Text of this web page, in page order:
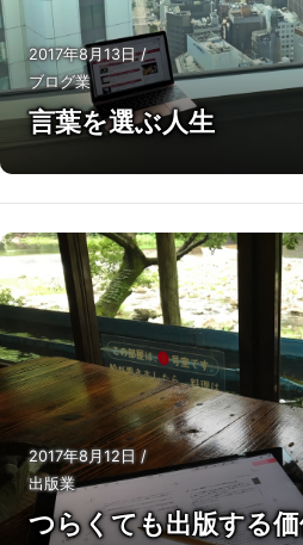
2017年8月13日/
ブログ業
言葉を選ぶ人生
2017年8月12日/
出版業
つらくても出版する